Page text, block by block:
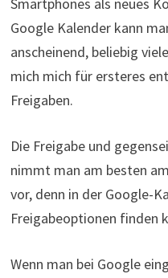
Smartphones als neues
Google Kalender kann
anscheinend, beliebig
mich mich für ersteres
Freigaben.
Die Freigabe und
nimmt man am besten
vor, denn in der Google-
Freigabeoptionen finden
Wenn man bei Google